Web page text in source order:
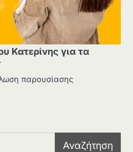
Κατερίνης για τα
παρουσίασης
Αναζήτηση